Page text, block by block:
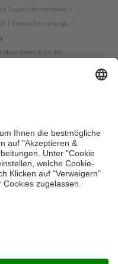
Zusatzinformationen
Cookie-Einstellungen
GmbH & Co. KG